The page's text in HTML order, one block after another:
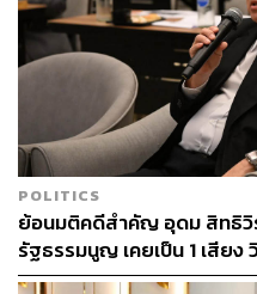
POLITICS
ย้อนมติคดีสำคัญ อุดม สิทธิวิ
รัฐธรรมนูญ เคยเป็น 1 เสีย
สถาบันฯ ไม่เข้าข่ายล้มล้าง